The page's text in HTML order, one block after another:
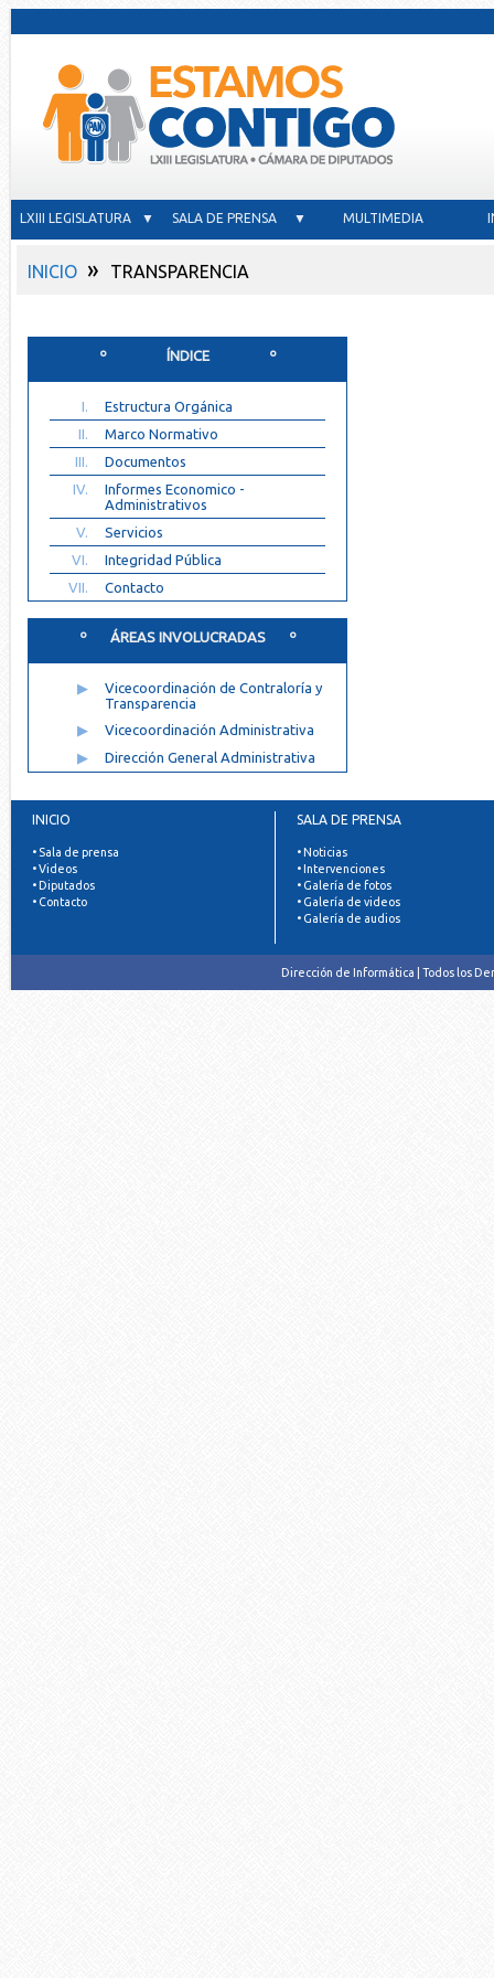
LXIII LEGISLATURA ▼ SALA DE PRENSA ▼ MULTIMEDIA
INICIO » TRANSPARENCIA
º ÍNDICE º
I.
Estructura Orgánica
II.
Marco Normativo
III.
Documentos
IV.
Informes Economico -
Administrativos
V.
Servicios
VI.
Integridad Pública
VII.
Contacto
º ÁREAS INVOLUCRADAS º
▶
Vicecoordinación de Contraloría y
Transparencia
▶
Vicecoordinación Administrativa
▶
Dirección General Administrativa
INICIO
• Sala de prensa
• Videos
• Diputados
• Contacto
SALA DE PRENSA
• Noticias
• Intervenciones
• Galería de fotos
• Galería de videos
• Galería de audios
Dirección de Informática | Todos los